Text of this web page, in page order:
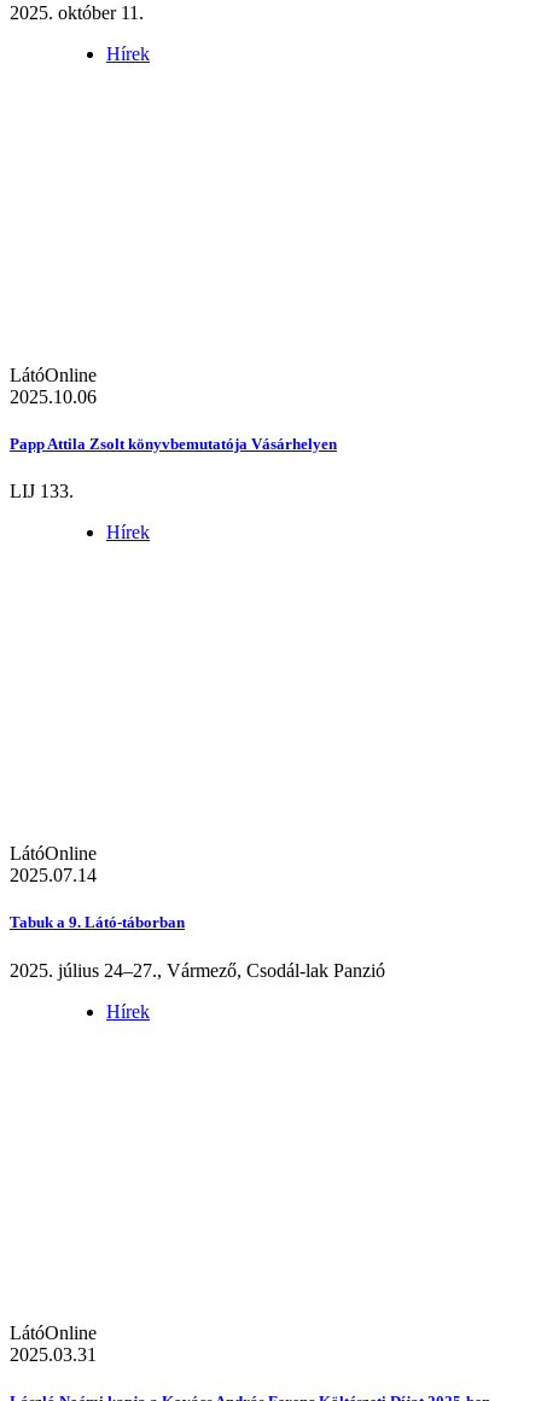
2025. október 11.
Hírek
LátóOnline
2025.10.06
Papp Attila Zsolt könyvbemutatója Vásárhelyen
LIJ 133.
Hírek
LátóOnline
2025.07.14
Tabuk a 9. Látó-táborban
2025. július 24–27., Vármező, Csodál-lak Panzió
Hírek
LátóOnline
2025.03.31